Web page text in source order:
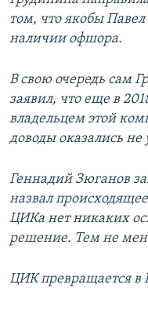
том, что якобы
наличии офшора.
В свою очередь сам
заявил, что еще в
владельцем этой
доводы оказались
Геннадий Зюганов
назвал
ЦИКа нет никаких
решение. Тем не
ЦИК превращается в